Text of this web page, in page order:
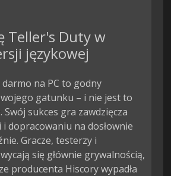
Teller's Duty w
językowej
na PC to godny
gatunku – i nie jest to
Swój sukces gra zawdzięcza
dopracowaniu na dosłownie
Gracze, testerzy i
się głównie grywalnością,
producenta Hiscory wypadła